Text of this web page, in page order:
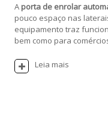
A porta de enrolar
pouco espaço nas
equipamento traz
bem como para
Leia mais